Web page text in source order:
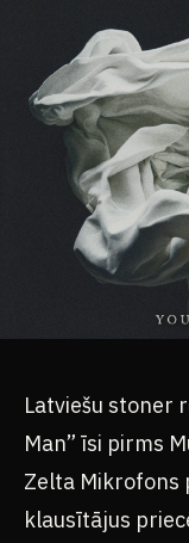
Latviešu stoner
Man” īsi pirms
Zelta Mikrofons
klausītājus